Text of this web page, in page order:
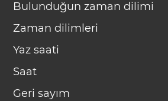
Bulunduğun zaman dilimi
Zaman dilimleri
Yaz saati
Saat
Geri sayım